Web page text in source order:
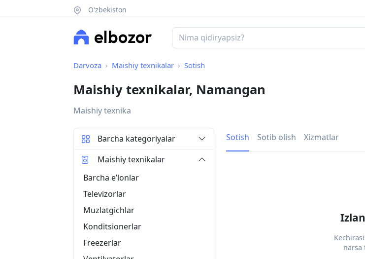
O'zbekiston
Darvoza Maishiy texnikalar Sotish
Maishiy texnikalar, Namangan
Maishiy texnika
Sotish Sotib olish Xizmatlar
narsa
Barcha kategoriyalar
Maishiy texnikalar
Barcha eʼlonlar
Televizorlar
Muzlatgichlar
Konditsionerlar
Freezerlar